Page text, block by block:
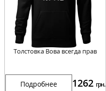
Толстовка Вова всегда прав
Подробнее 1262 грн.